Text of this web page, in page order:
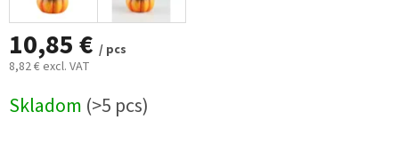
10,85 € / pcs
8,82 € excl. VAT
price:
Skladom (>5 pcs)